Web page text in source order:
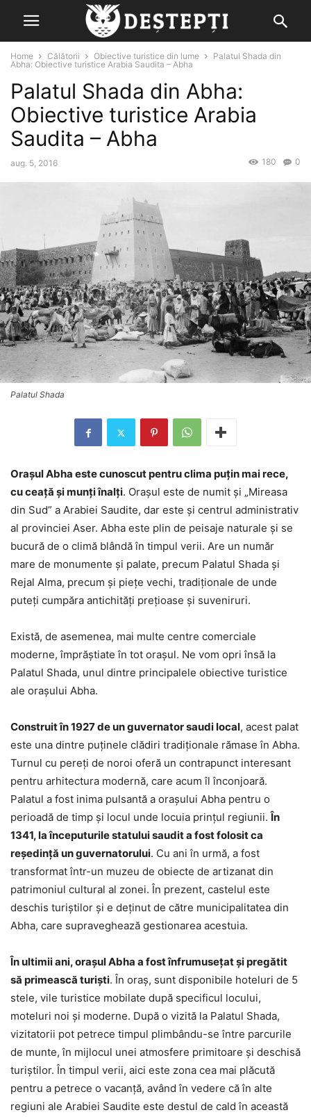
Home Călătorii Obiective turistice din lume
Palatul Shada din
Abha: Obiective turistice Arabia Saudita – Abha
Palatul Shada din Abha:
Obiective turistice Arabia
Saudita – Abha
aug. 5, 2016 0
180
Palatul Shada
Orașul Abha este cunoscut pentru clima puțin mai rece,
cu ceață și munți înalți. Orașul este de numit și „Mireasa
din Sud” a Arabiei Saudite, dar este și centrul administrativ
al provinciei Aser. Abha este plin de peisaje naturale și se
bucură de o climă blândă în timpul verii. Are un număr
mare de monumente și palate, precum Palatul Shada și
Rejal Alma, precum și piețe vechi, tradiționale de unde
puteți cumpăra antichități prețioase și suveniruri.
Există, de asemenea, mai multe centre comerciale
moderne, împrăștiate în tot orașul. Ne vom opri însă la
Palatul Shada, unul dintre principalele obiective turistice
ale orașului Abha.
Construit în 1927 de un guvernator saudi local, acest palat
este una dintre puţinele clădiri tradiționale rămase în Abha.
Turnul cu pereți de noroi oferă un contrapunct interesant
pentru arhitectura modernă, care acum îl înconjoară.
Palatul a fost inima pulsantă a orașului Abha pentru o
perioadă de timp și locul unde locuia prințul regiunii.În
1341, la începuturile statului saudit a fost folosit ca
reședință un guvernatorului. Cu ani în urmă, a fost
transformat într-un muzeu de obiecte de artizanat din
patrimoniul cultural al zonei. În prezent, castelul este
deschis turiştilor şi e deținut de către municipalitatea din
Abha, care supraveghează gestionarea acestuia.
În ultimii ani, orașul Abha a fost înfrumusețat și pregătit
să primească turiști. În oraș, sunt disponibile hoteluri de 5
stele, vile turistice mobilate după specificul locului,
moteluri noi și moderne. După o vizită la Palatul Shada,
vizitatorii pot petrece timpul plimbându-se între parcurile
de munte, în mijlocul unei atmosfere primitoare şi deschisă
turiştilor. În timpul verii, aici este zona cea mai plăcută
pentru a petrece o vacanță, având în vedere că în alte
regiuni ale Arabiei Saudite este destul de cald în această